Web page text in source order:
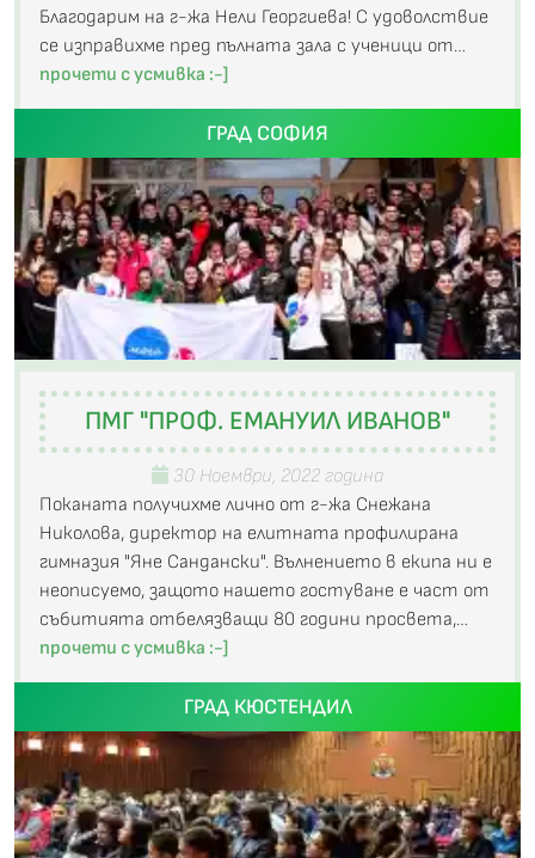
Благодарим на г-жа Нели Георгиева! С удоволствие
се изправихме пред пълната зала с ученици от…
прочети с усмивка :-]
ГРАД СОФИЯ
ПМГ "ПРОФ. ЕМАНУИЛ ИВАНОВ"
30 Ноември, 2022 година
Поканата получихме лично от г-жа Снежана
Николова, директор на елитната профилирана
гимназия "Яне Сандански". Вълнението в екипа ни е
неописуемо, защото нашето гостуване е част от
събитията отбелязващи 80 години просвета,…
прочети с усмивка :-]
ГРАД КЮСТЕНДИЛ